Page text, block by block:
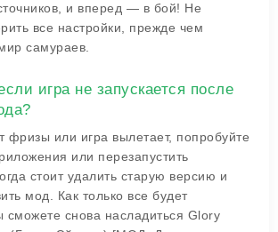
и вперед — в бой! Не
все настройки, прежде чем
самураев.
игра не запускается после
фризы или игра вылетает, попробуйте
или перезапустить
стоит удалить старую версию и
мод. Как только все будет
сможете снова насладиться Glory